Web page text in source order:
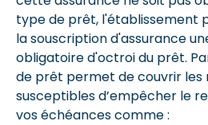
type de prêt, l'établissement
la souscription d'assurance
obligatoire d'octroi du prêt.
de prêt permet de couvrir les
susceptibles d’empêcher le
vos échéances comme :